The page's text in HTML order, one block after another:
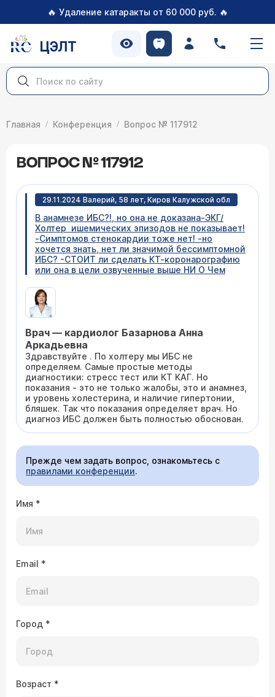
🔥 Удаление катаракты от 60 000 руб. 🔥
ЦЭЛТ
Главная Конференция Вопрос № 117912
ВОПРОС № 117912
29.11.2024 Валерий, 58 лет, Киров Калужской обл
В анамнезе ИБС?!, но она не доказана-ЭКГ/
Холтер ишемических эпизодов не показывает!
-Симптомов стенокардии тоже нет! -но
хочется знать, нет ли значимой бессимптомной
ИБС? -СТОИТ ли сделать КТ-коронарографию
или она в цели озвученные выше НИ О Чем
Врач — кардиолог Базарнова Анна
Аркадьевна
Здравствуйте . По холтеру мы ИБС не
определяем. Самые простые методы
диагностики: стресс тест или КТ КАГ. Но
показания - это не только жалобы, это и анамнез,
и уровень холестерина, и наличие гипертонии,
бляшек. Так что показания определяет врач. Но
диагноз ИБС должен быть полностью обоснован.
Прежде чем задать вопрос, ознакомьтесь с
правилами конференции.
Имя *
Email *
Город *
Возраст *